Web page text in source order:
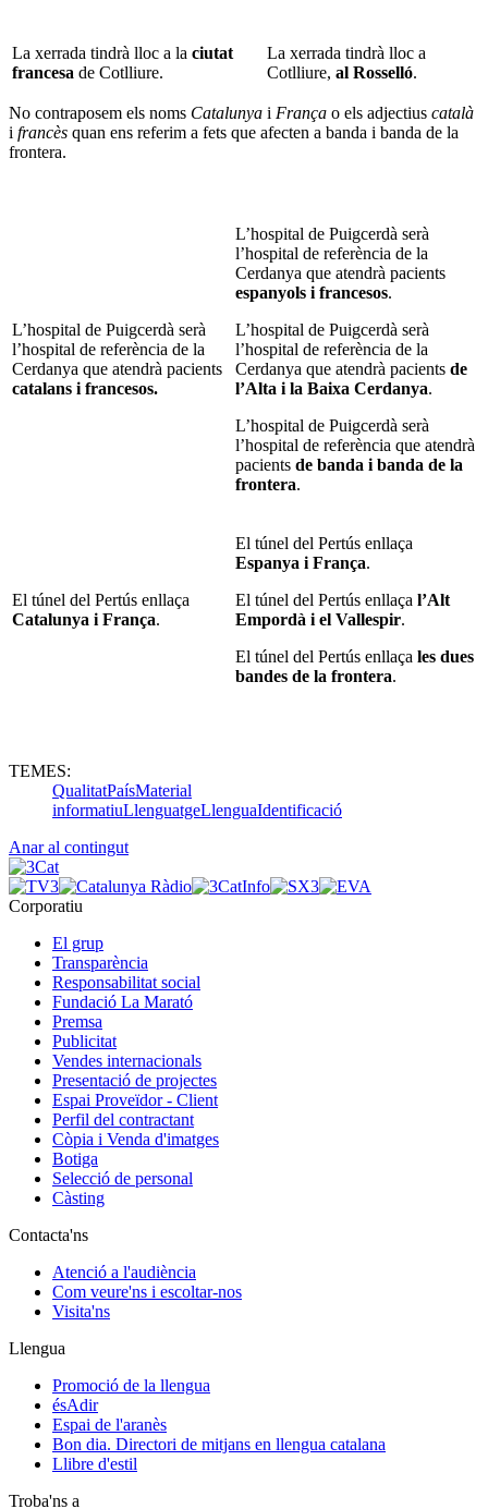
La xerrada tindrà lloc a la ciutat
francesa de Cotlliure.
La xerrada tindrà lloc a
Cotlliure, al Rosselló.
No contraposem els noms Catalunya i França o els adjectius català
i francès quan ens referim a fets que afecten a banda i banda de la
frontera.
L’hospital de Puigcerdà serà
l’hospital de referència de la
Cerdanya que atendrà pacients
catalans i francesos.
L’hospital de Puigcerdà serà
l’hospital de referència de la
Cerdanya que atendrà pacients
espanyols i francesos.
L’hospital de Puigcerdà serà
l’hospital de referència de la
Cerdanya que atendrà pacients de
l’Alta i la Baixa Cerdanya.
L’hospital de Puigcerdà serà
l’hospital de referència que atendrà
pacients de banda i banda de la
frontera.
El túnel del Pertús enllaça
Catalunya i França.
El túnel del Pertús enllaça
Espanya i França.
El túnel del Pertús enllaça l’Alt
Empordà i el Vallespir.
El túnel del Pertús enllaça les dues
bandes de la frontera.
TEMES:
QualitatPaísMaterial
informatiuLlenguatgeLlenguaIdentificació
Anar al contingut
Corporatiu
El grup
Transparència
Responsabilitat social
Fundació La Marató
Premsa
Publicitat
Vendes internacionals
Presentació de projectes
Espai Proveïdor - Client
Perfil del contractant
Còpia i Venda d'imatges
Botiga
Selecció de personal
Càsting
Contacta'ns
Atenció a l'audiència
Com veure'ns i escoltar-nos
Visita'ns
Llengua
Promoció de la llengua
ésAdir
Espai de l'aranès
Bon dia. Directori de mitjans en llengua catalana
Llibre d'estil
Troba'ns a